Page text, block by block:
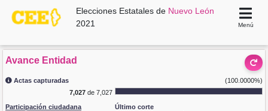
Elecciones Estatales de Nuevo León
2021
Menú
Avance Entidad
Actas capturadas
(100.0000%)
7,027de 7,027
Participación ciudadana
Último corte